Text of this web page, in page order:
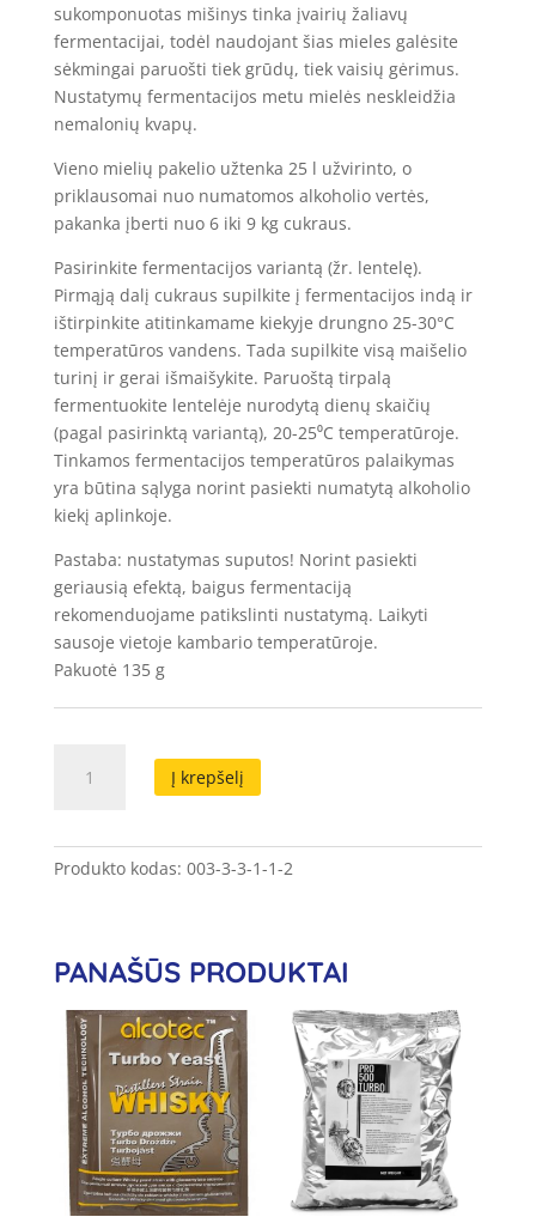
sukomponuotas mišinys tinka įvairių žaliavų
fermentacijai, todėl naudojant šias mieles galėsite
sėkmingai paruošti tiek grūdų, tiek vaisių gėrimus.
Nustatymų fermentacijos metu mielės neskleidžia
nemalonių kvapų.
Vieno mielių pakelio užtenka 25 l užvirinto, o
priklausomai nuo numatomos alkoholio vertės,
pakanka įberti nuo 6 iki 9 kg cukraus.
Pasirinkite fermentacijos variantą (žr. lentelę).
Pirmąją dalį cukraus supilkite į fermentacijos indą ir
ištirpinkite atitinkamame kiekyje drungno 25-30°C
temperatūros vandens. Tada supilkite visą maišelio
turinį ir gerai išmaišykite. Paruoštą tirpalą
fermentuokite lentelėje nurodytą dienų skaičių
(pagal pasirinktą variantą), 20-25⁰C temperatūroje.
Tinkamos fermentacijos temperatūros palaikymas
yra būtina sąlyga norint pasiekti numatytą alkoholio
kiekį aplinkoje.
Pastaba: nustatymas suputos! Norint pasiekti
geriausią efektą, baigus fermentaciją
rekomenduojame patikslinti nustatymą. Laikyti
sausoje vietoje kambario temperatūroje.
Pakuotė 135 g
kiekis:
Turbo
10
vnt.
Į krepšelį
Produkto kodas: 003-3-3-1-1-2
PANAŠŪS PRODUKTAI